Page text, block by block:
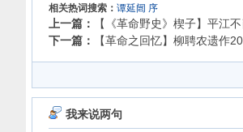
相关热词搜索： 谭延闿 序
上一篇：
【《革命野史》楔子】平江
下一篇：
【革命之回忆】柳聘农遗作